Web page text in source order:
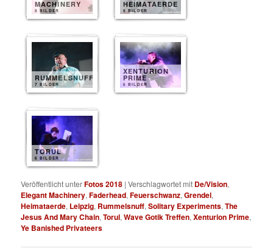
MACHINERY
8 BILDER
HEIMATAERDE
8 BILDER
RUMMELSNUFF
7 BILDER
XENTURION
PRIME
6 BILDER
TORUL
6 BILDER
Veröffentlicht unterFotos 2018 |Verschlagwortet mit De/Vision,
Elegant Machinery,Faderhead,Feuerschwanz,Grendel,
Heimataerde, Leipzig, Rummelsnuff,Solitary Experiments,The
Jesus And Mary Chain,Torul,Wave Gotik Treffen,Xenturion Prime,
Ye Banished Privateers